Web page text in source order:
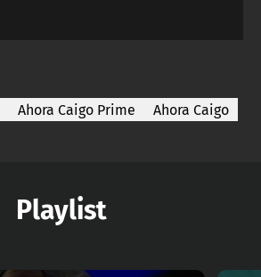
Ahora Caigo Prime Ahora Caigo
Playlist